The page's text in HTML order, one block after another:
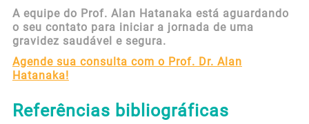
A equipe do Prof. Alan Hatanaka está aguardando
o seu contato para iniciar a jornada de uma
gravidez saudável e segura.
Agende sua consulta com o Prof. Dr. Alan
Hatanaka!
Referências bibliográficas